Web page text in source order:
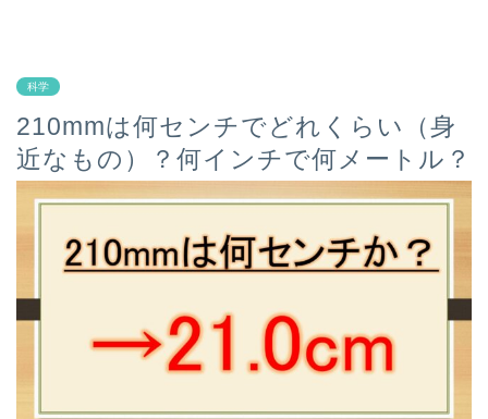
科学
210mmは何センチでどれくらい（身
近なもの）？何インチで何メートル？